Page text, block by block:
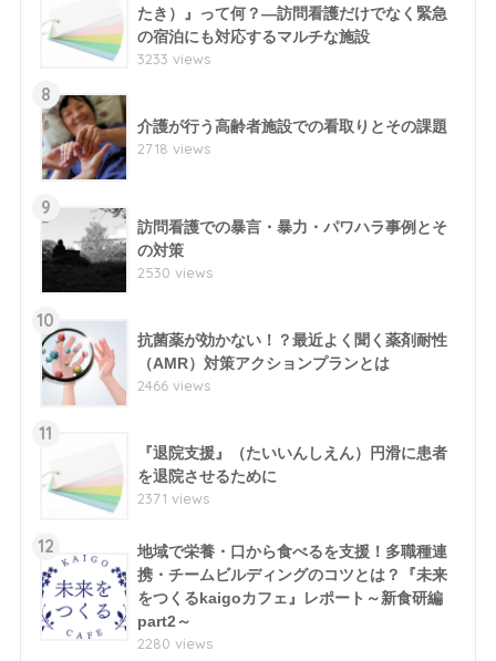
たき）』って何？―訪問看護だけでなく緊急
の宿泊にも対応するマルチな施設
3233 views
8
介護が行う高齢者施設での看取りとその課題
2718 views
9
訪問看護での暴言・暴力・パワハラ事例とそ
の対策
2530 views
10
抗菌薬が効かない！？最近よく聞く薬剤耐性
（AMR）対策アクションプランとは
2466 views
11
『退院支援』（たいいんしえん）円滑に患者
を退院させるために
2371 views
12
地域で栄養・口から食べるを支援！多職種連
携・チームビルディングのコツとは？『未来
をつくるkaigoカフェ』レポート～新食研編
part2～
2280 views